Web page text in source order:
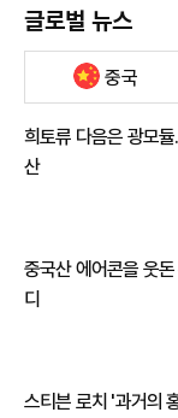
글로벌 뉴스
중국
희토류 다음은 광모
산
중국산 에어콘을 웃
디
스티븐 로치 '과거의